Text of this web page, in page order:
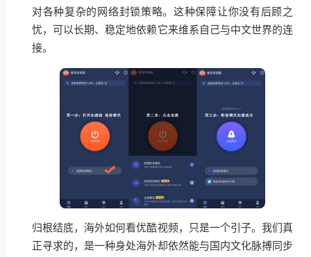
对各种复杂的网络封锁策略。这种保障让你没有后顾之
忧，可以长期、稳定地依赖它来维系自己与中文世界的连
接。
归根结底，海外如何看优酷视频，只是一个引子。我们真
正寻求的，是一种身处海外却依然能与国内文化脉搏同步